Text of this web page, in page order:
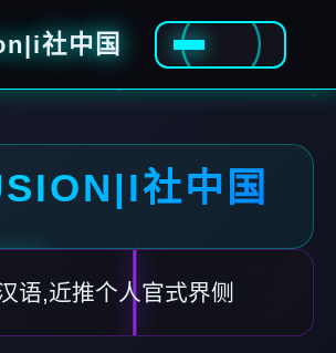
社中国
社中国
语,近推个人官式界侧